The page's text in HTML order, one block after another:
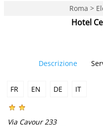
Roma >
Hotel
Descrizione
FR EN DE IT
Via Cavour 233